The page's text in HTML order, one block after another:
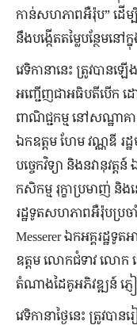
កាន់សហភាពអឺរ៉ុប” ដើម្
នឹងបង្កើតតម្លៃបន្ថែមន
វេទិកានានេះ ត្រូវបាន
អញ្ជើញជាអធិបតីបើក ដ
ពាណិជ្ជកម្ម នៅសណ្ឋា
ឯកឧត្តម ហែម វណ្ណឌី រដ្
បច្ចេកវិទ្យា និងនវានុវត្
កសិកម្ម រុក្ខាប្រមាញ់ និង
រដ្ឋទូតសហភាពអឺរ៉ុបប្រចាំ
Messerer ឯកអគ្គរដ្ឋទូ
ឧត្តម លោកជំទាវ លោ
តំណាងដៃគូអភិវឌ្ឍន៍ ភ្ញៀ
វេទិកានាថ្ងៃនេះ ត្រូវ